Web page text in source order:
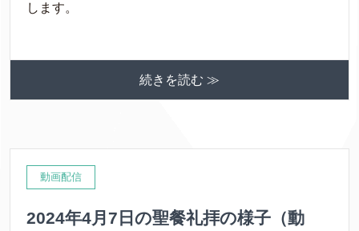
します。
続きを読む ≫
動画配信
2024年4月7日の聖餐礼拝の様子（動